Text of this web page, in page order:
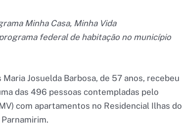
Minha Casa, Minha Vida
federal de habitação no município
Josuelda Barbosa, de 57 anos, recebeu
das 496 pessoas contempladas pelo
com apartamentos no Residencial Ilhas do